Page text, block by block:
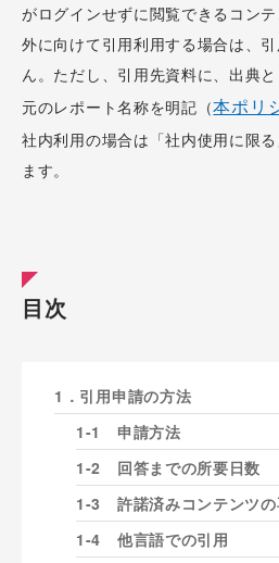
がログインせずに閲覧できるコン
外に向けて引用利用する場合は、
ん。ただし、引用先資料に、出典
元のレポート名称を明記（本ポリ
社内利用の場合は「社内使用に限
ます。
目次
1．引用申請の方法
1-1 申請方法
1-2 回答までの所要日数
1-3 許諾済みコンテンツの
1-4 他言語での引用